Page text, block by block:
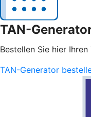
TAN-
Bestellen Sie hier
TAN-Generator